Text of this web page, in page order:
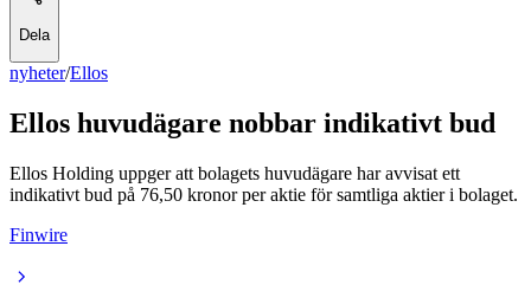
Dela
nyheter/Ellos
Ellos huvudägare nobbar indikativt bud
Ellos Holding uppger att bolagets huvudägare har avvisat ett
indikativt bud på 76,50 kronor per aktie för samtliga aktier i bolaget.
Finwire